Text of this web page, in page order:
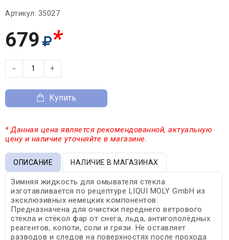
Артикул: 35027
679 *
− +
Купить
* Данная цена является рекомендованной, актуальную
цену и наличие уточняйте в магазине.
ОПИСАНИЕ НАЛИЧИЕ В МАГАЗИНАХ
Зимняя жидкость для омывателя стекла
изготавливается по рецептуре LIQUI MOLY GmbH из
эксклюзивных немецких компонентов.
Предназначена для очистки переднего ветрового
стекла и стёкол фар от снега, льда, антигололёдных
реагентов, копоти, соли и грязи. Не оставляет
разводов и следов на поверхностях после прохода